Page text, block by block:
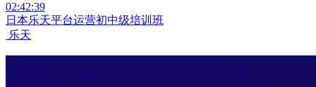
02:42:39
日本乐天平台运营初中级培训班
乐天